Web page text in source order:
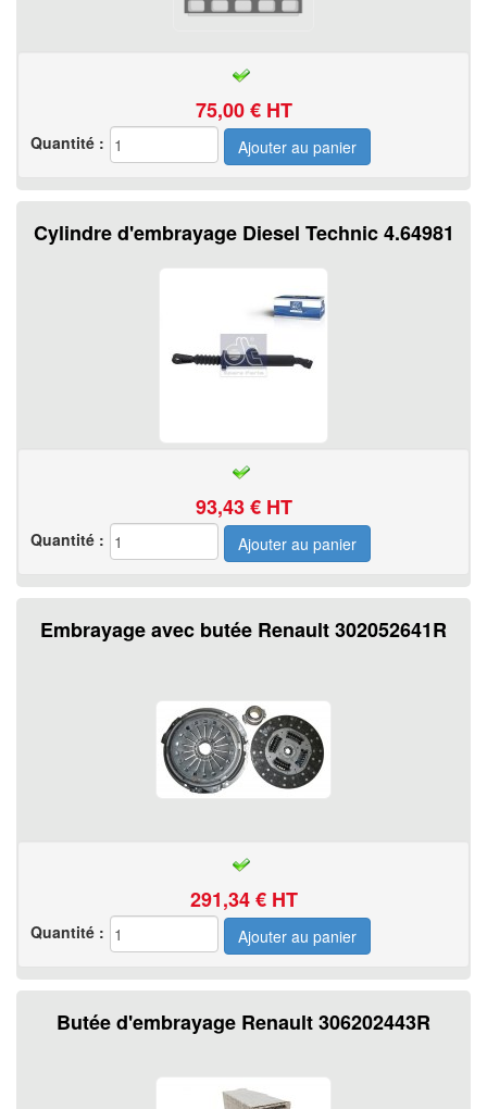
75,00€ HT
Quantité :
Cylindre d'embrayage Diesel Technic 4.64981
93,43€ HT
Quantité :
Embrayage avec butée Renault 302052641R
291,34€ HT
Quantité :
Butée d'embrayage Renault 306202443R